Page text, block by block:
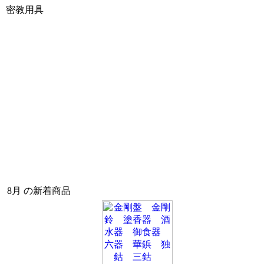
密教用具
8月 の新着商品